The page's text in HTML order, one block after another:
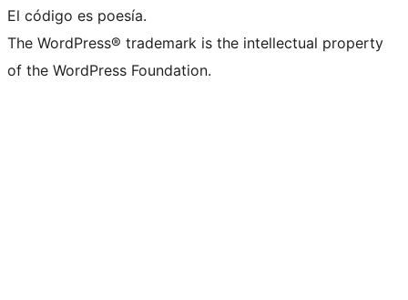
El código es poesía.
The WordPress® trademark is the intellectual property
of the WordPress Foundation.